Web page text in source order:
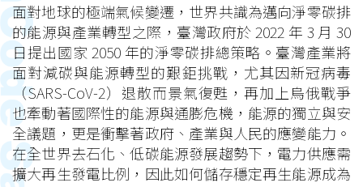
面對地球的極端氣候變遷，世界共識為邁向淨零碳排
的能源與產業轉型之際，臺灣政府於 2022 年 3 月 30
日提出國家 2050 年的淨零碳排總策略。臺灣產業將
面對減碳與能源轉型的艱鉅挑戰，尤其因新冠病毒
（SARS-CoV-2）退散而景氣復甦，再加上烏俄戰爭
也牽動著國際性的能源與通膨危機，能源的獨立與安
全議題，更是衝擊著政府、產業與人民的應變能力。
在全世界去石化、低碳能源發展趨勢下，電力供應需
擴大再生發電比例，因此如何儲存穩定再生能源成為